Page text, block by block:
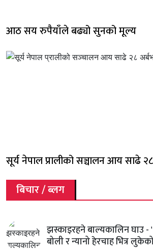
आठ सय रुपैयाँले बढ्यो सुनको मूल्य
सूर्य नेपाल प्रालीको सञ्चालन आय साढे
बिचार / ब्लग
झस्काइरहने बाल्यकालिन घाउ - ' भिनाजुको मिठो
बोली र न्यानो हेरचाह भित्र